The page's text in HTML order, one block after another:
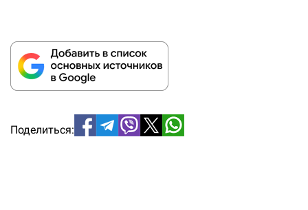
Поделиться: